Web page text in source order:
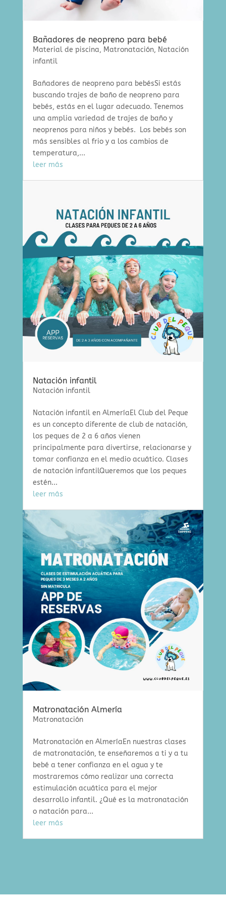
Bañadores de neopreno para bebé
Material de piscina, Matronatación, Natación
infantil
Bañadores de neopreno para bebésSi estás
buscando trajes de baño de neopreno para
bebés, estás en el lugar adecuado. Tenemos
una amplia variedad de trajes de baño y
neoprenos para niños y bebés. Los bebés son
más sensibles al frio y a los cambios de
temperatura,...
leer más
Natación infantil
Natación infantil
Natación infantil en AlmeríaEl Club del Peque
es un concepto diferente de club de natación,
los peques de 2 a 6 años vienen
principalmente para divertirse, relacionarse y
tomar confianza en el medio acuático. Clases
de natación infantilQueremos que los peques
estén...
leer más
Matronatación Almería
Matronatación
Matronatación en AlmeríaEn nuestras clases
de matronatación, te enseñaremos a ti y a tu
bebé a tener confianza en el agua y te
mostraremos cómo realizar una correcta
estimulación acuática para el mejor
desarrollo infantil. ¿Qué es la matronatación
o natación para...
leer más